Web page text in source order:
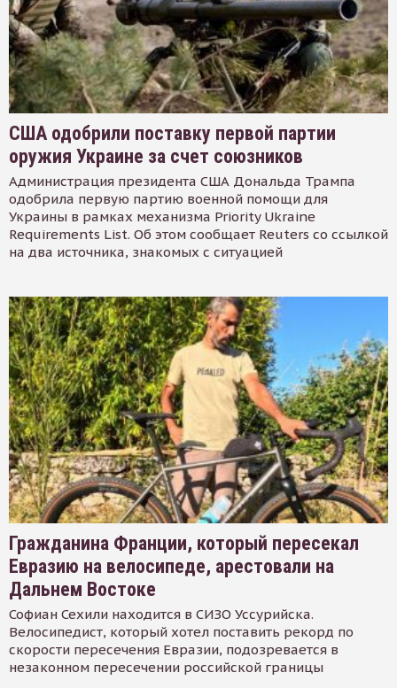
США одобрили поставку первой партии
оружия Украине за счет союзников
Администрация президента США Дональда Трампа
одобрила первую партию военной помощи для
Украины в рамках механизма Priority Ukraine
Requirements List. Об этом сообщает Reuters со ссылкой
на два источника, знакомых с ситуацией
Гражданина Франции, который пересекал
Евразию на велосипеде, арестовали на
Дальнем Востоке
Софиан Сехили находится в СИЗО Уссурийска.
Велосипедист, который хотел поставить рекорд по
скорости пересечения Евразии, подозревается в
незаконном пересечении российской границы